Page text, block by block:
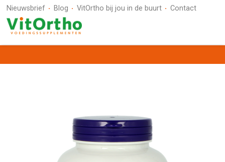
Nieuwsbrief Blog VitOrtho bij jou in de buurt Contact